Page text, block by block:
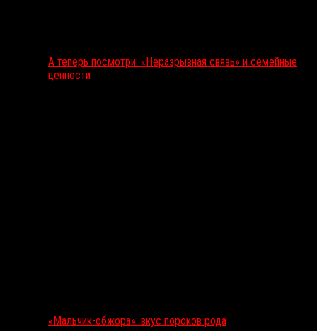
А теперь посмотри: «Неразрывная связь» и семейные
ценности
«Мальчик-обжора»: вкус пороков рода